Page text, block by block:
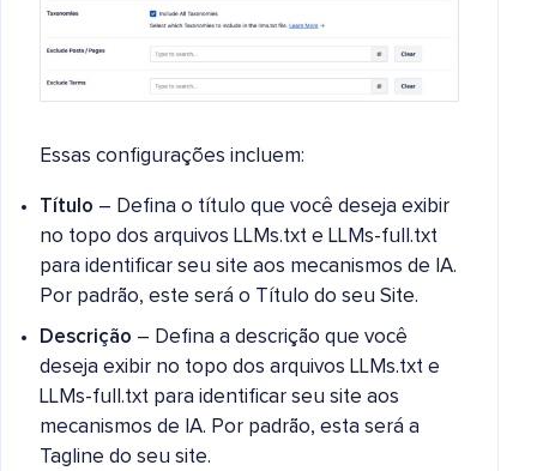
Essas configurações incluem:
Título – Defina o título que você deseja exibir
no topo dos arquivos LLMs.txt e LLMs-full.txt
para identificar seu site aos mecanismos de IA.
Por padrão, este será o Título do seu Site.
Descrição – Defina a descrição que você
deseja exibir no topo dos arquivos LLMs.txt e
LLMs-full.txt para identificar seu site aos
mecanismos de IA. Por padrão, esta será a
Tagline do seu site.